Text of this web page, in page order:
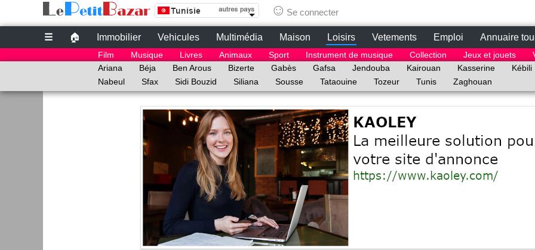
☺ Se connecter
Site de petites Annonces Gratuites au Tunisie | tunisie.lepetitbazar.fr
☰ 🏠 Immobilier Vehicules Multimédia Maison Loisirs Vetements Emploi Annuaire
Petites annonces gratuites au Tunisie
Film Musique Livres Animaux Sport Instrument de musique Collection Jeux et jouets
Ariana
Béja Ben Arous Bizerte Gabès Gafsa Jendouba Kairouan Kasserine Kébili
Nabeul
Sfax Sidi Bouzid Siliana Sousse Tataouine Tozeur Tunis Zaghouan